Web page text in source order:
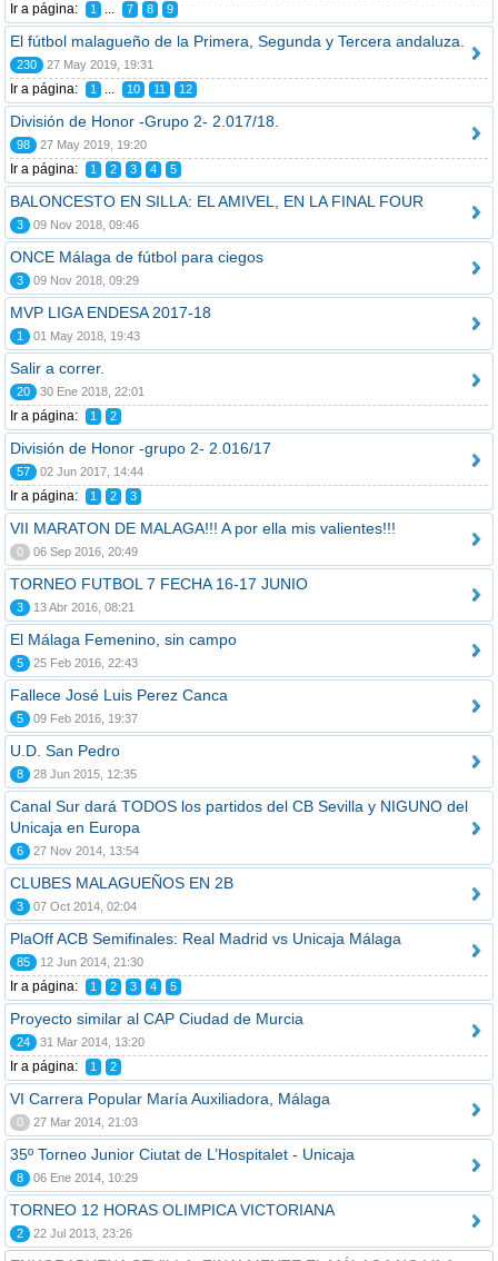
Ir a página: 1 ... 7 8 9
El fútbol malagueño de la Primera, Segunda y Tercera andaluza.
230 27 May 2019, 19:31
Ir a página: 1 ... 10 11 12
División de Honor -Grupo 2- 2.017/18.
98 27 May 2019, 19:20
Ir a página: 1 2 3 4 5
BALONCESTO EN SILLA: EL AMIVEL, EN LA FINAL FOUR
3 09 Nov 2018, 09:46
ONCE Málaga de fútbol para ciegos
3 09 Nov 2018, 09:29
MVP LIGA ENDESA 2017-18
1 01 May 2018, 19:43
Salir a correr.
20 30 Ene 2018, 22:01
Ir a página: 1 2
División de Honor -grupo 2- 2.016/17
57 02 Jun 2017, 14:44
Ir a página: 1 2 3
VII MARATON DE MALAGA!!! A por ella mis valientes!!!
0 06 Sep 2016, 20:49
TORNEO FUTBOL 7 FECHA 16-17 JUNIO
3 13 Abr 2016, 08:21
El Málaga Femenino, sin campo
5 25 Feb 2016, 22:43
Fallece José Luis Perez Canca
5 09 Feb 2016, 19:37
U.D. San Pedro
8 28 Jun 2015, 12:35
Canal Sur dará TODOS los partidos del CB Sevilla y NIGUNO del
Unicaja en Europa
6 27 Nov 2014, 13:54
CLUBES MALAGUEÑOS EN 2B
3 07 Oct 2014, 02:04
PlaOff ACB Semifinales: Real Madrid vs Unicaja Málaga
85 12 Jun 2014, 21:30
Ir a página: 1 2 3 4 5
Proyecto similar al CAP Ciudad de Murcia
24 31 Mar 2014, 13:20
Ir a página: 1 2
VI Carrera Popular María Auxiliadora, Málaga
0 27 Mar 2014, 21:03
35º Torneo Junior Ciutat de L’Hospitalet - Unicaja
8 06 Ene 2014, 10:29
TORNEO 12 HORAS OLIMPICA VICTORIANA
2 22 Jul 2013, 23:26